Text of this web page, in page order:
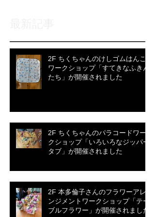
2F ちくちゃんのけしゴムはんこ
ワークショップ「すてきなふきん
たち」が開催されました
2F ちくちゃんのパラコードワー
クショップ「いろいろなジッパー
タブ」が開催されました
2F 本多倫子さんのフラワーアレ
ンジメントワークショップ「テー
ブルフラワー」が開催されました